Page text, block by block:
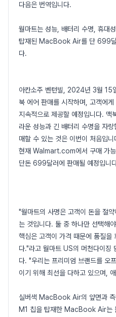
다음은 번역입니다.
월마트는 성능, 배터리 수명, 휴대
탑재된 MacBook Air를 단 699달
다.
아칸소주 벤턴빌, 2024년 3월 15
북 에어 판매를 시작하며, 고객에
지속적으로 제공할 예정입니다. 맥
라운 성능과 긴 배터리 수명을 자
매할 수 있는 것은 이번이 처음입
현재 Walmart.com에서 구매 가능
단돈 699달러에 판매될 예정입니
"월마트의 사명은 고객이 돈을 절
는 것입니다. 둘 중 하나만 선택해
핵심은 고객이 가격 때문에 품질을
다."라고 월마트 US의 머천다이징
다. "우리는 프리미엄 브랜드를 오
이기 위해 최선을 다하고 있으며,
실버색 MacBook Air의 앞면과 측
M1 칩을 탑재한 MacBook Air는